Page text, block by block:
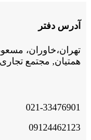
آدرس دفتر
تهران،خاوران،
همتیان, مجتمع تجاری
021-33476901
09124462123